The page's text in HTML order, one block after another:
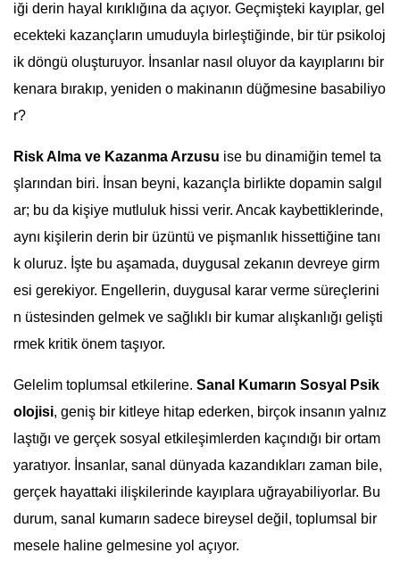
iği derin hayal kırıklığına da açıyor. Geçmişteki kayıplar, gel
ecekteki kazançların umuduyla birleştiğinde, bir tür psikoloj
ik döngü oluşturuyor. İnsanlar nasıl oluyor da kayıplarını bir
kenara bırakıp, yeniden o makinanın düğmesine basabiliyo
r?
Risk Alma ve Kazanma Arzusu ise bu dinamiğin temel ta
şlarından biri. İnsan beyni, kazançla birlikte dopamin salgıl
ar; bu da kişiye mutluluk hissi verir. Ancak kaybettiklerinde,
aynı kişilerin derin bir üzüntü ve pişmanlık hissettiğine tanı
k oluruz. İşte bu aşamada, duygusal zekanın devreye girm
esi gerekiyor. Engellerin, duygusal karar verme süreçlerini
n üstesinden gelmek ve sağlıklı bir kumar alışkanlığı gelişti
rmek kritik önem taşıyor.
Gelelim toplumsal etkilerine. Sanal Kumarın Sosyal Psik
olojisi, geniş bir kitleye hitap ederken, birçok insanın yalnız
laştığı ve gerçek sosyal etkileşimlerden kaçındığı bir ortam
yaratıyor. İnsanlar, sanal dünyada kazandıkları zaman bile,
gerçek hayattaki ilişkilerinde kayıplara uğrayabiliyorlar. Bu
durum, sanal kumarın sadece bireysel değil, toplumsal bir
mesele haline gelmesine yol açıyor.